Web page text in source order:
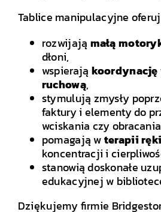
Tablice manipulacyjne
rozwijają małą
dłoni,
wspierają koordynację
ruchową,
stymulują zmysły
faktury i elementy do
wciskania czy
pomagają wterapii ręki
koncentracji i
stanowią doskonałe
edukacyjnej w
Dziękujemy firmie